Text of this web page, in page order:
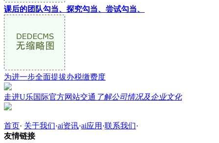
课后的团队勾当、探究勾当、尝试勾当、
为进一步全面提拔办税缴费度
走进U乐国际官方网站交通 了解公司情况及企业文化
首页· 关于我们·ai资讯·ai应用 ·联系我们·
友情链接